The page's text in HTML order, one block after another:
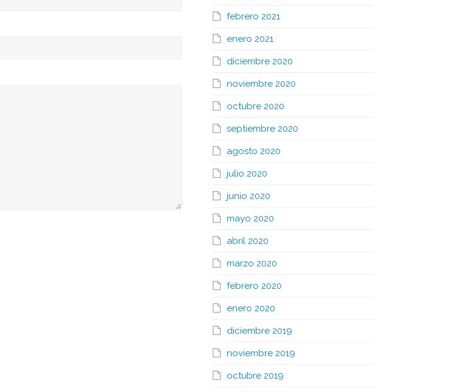
febrero 2021
enero 2021
diciembre 2020
noviembre 2020
octubre 2020
septiembre 2020
agosto 2020
julio 2020
junio 2020
mayo 2020
abril 2020
marzo 2020
febrero 2020
enero 2020
diciembre 2019
noviembre 2019
octubre 2019